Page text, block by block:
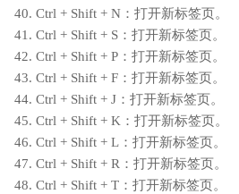
40. Ctrl + Shift + N：打开新标签页。
41. Ctrl + Shift + S：打开新标签页。
42. Ctrl + Shift + P：打开新标签页。
43. Ctrl + Shift + F：打开新标签页。
44. Ctrl + Shift + J：打开新标签页。
45. Ctrl + Shift + K：打开新标签页。
46. Ctrl + Shift + L：打开新标签页。
47. Ctrl + Shift + R：打开新标签页。
48. Ctrl + Shift + T：打开新标签页。